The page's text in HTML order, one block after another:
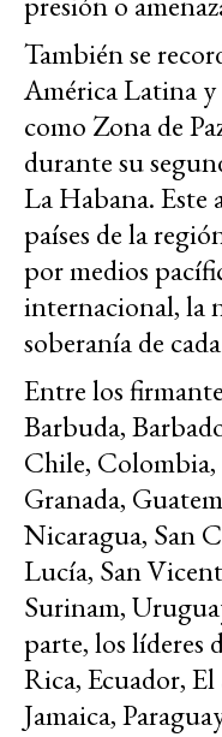
También se
América Latina
como Zona de
durante su
La Habana. Este
países de la
por medios
internacional, la
soberanía de
Entre los
Barbuda,
Chile,
Granada,
Nicaragua, San
Lucía, San
Surinam,
parte, los líderes
Rica, Ecuador,
Jamaica,